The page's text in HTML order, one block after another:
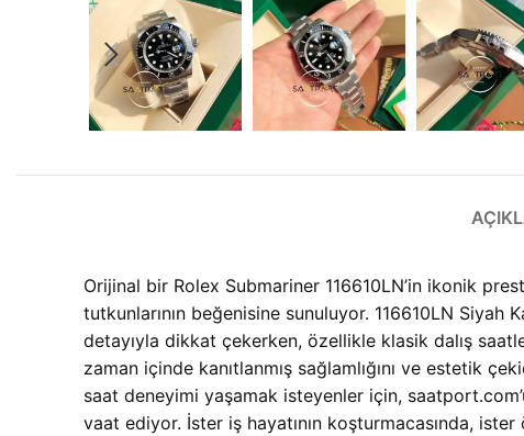
Orijinal bir Rolex Submariner 116610LN’in ikonik
tutkunlarının beğenisine sunuluyor. 116610LN
detayıyla dikkat çekerken, özellikle klasik dalış
zaman içinde kanıtlanmış sağlamlığını ve estetik
saat deneyimi yaşamak isteyenler için,
vaat ediyor. İster iş hayatının koşturmacasında,